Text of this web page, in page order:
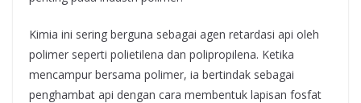
Kimia ini sering berguna sebagai agen retardasi api oleh
polimer seperti polietilena dan polipropilena. Ketika
mencampur bersama polimer, ia bertindak sebagai
penghambat api dengan cara membentuk lapisan fosfat